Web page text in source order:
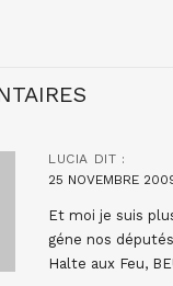
LUCIA DIT :
25 NOVEMBRE
Et moi je suis
géne nos
Halte aux Feu,